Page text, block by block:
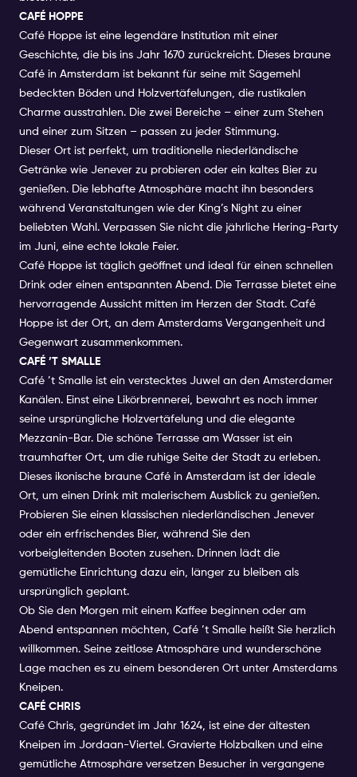
CAFÉ HOPPE
Café Hoppe ist eine legendäre Institution mit einer
Geschichte, die bis ins Jahr 1670 zurückreicht. Dieses braune
Café in Amsterdam ist bekannt für seine mit Sägemehl
bedeckten Böden und Holzvertäfelungen, die rustikalen
Charme ausstrahlen. Die zwei Bereiche – einer zum Stehen
und einer zum Sitzen – passen zu jeder Stimmung.
Dieser Ort ist perfekt, um traditionelle niederländische
Getränke wie Jenever zu probieren oder ein kaltes Bier zu
genießen. Die lebhafte Atmosphäre macht ihn besonders
während Veranstaltungen wie der King’s Night zu einer
beliebten Wahl. Verpassen Sie nicht die jährliche Hering-Party
im Juni, eine echte lokale Feier.
Café Hoppe ist täglich geöffnet und ideal für einen schnellen
Drink oder einen entspannten Abend. Die Terrasse bietet eine
hervorragende Aussicht mitten im Herzen der Stadt. Café
Hoppe ist der Ort, an dem Amsterdams Vergangenheit und
Gegenwart zusammenkommen.
CAFÉ ’T SMALLE
Café ’t Smalle ist ein verstecktes Juwel an den Amsterdamer
Kanälen. Einst eine Likörbrennerei, bewahrt es noch immer
seine ursprüngliche Holzvertäfelung und die elegante
Mezzanin-Bar. Die schöne Terrasse am Wasser ist ein
traumhafter Ort, um die ruhige Seite der Stadt zu erleben.
Dieses ikonische braune Café in Amsterdam ist der ideale
Ort, um einen Drink mit malerischem Ausblick zu genießen.
Probieren Sie einen klassischen niederländischen Jenever
oder ein erfrischendes Bier, während Sie den
vorbeigleitenden Booten zusehen. Drinnen lädt die
gemütliche Einrichtung dazu ein, länger zu bleiben als
ursprünglich geplant.
Ob Sie den Morgen mit einem Kaffee beginnen oder am
Abend entspannen möchten, Café ’t Smalle heißt Sie herzlich
willkommen. Seine zeitlose Atmosphäre und wunderschöne
Lage machen es zu einem besonderen Ort unter Amsterdams
Kneipen.
CAFÉ CHRIS
Café Chris, gegründet im Jahr 1624, ist eine der ältesten
Kneipen im Jordaan-Viertel. Gravierte Holzbalken und eine
gemütliche Atmosphäre versetzen Besucher in vergangene